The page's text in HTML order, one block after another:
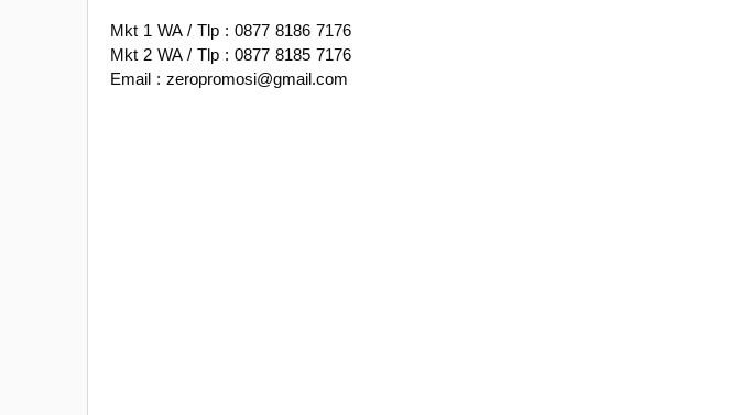
Mkt 1 WA / Tlp : 0877 8186 7176
Mkt 2 WA / Tlp : 0877 8185 7176
Email : zeropromosi@gmail.com